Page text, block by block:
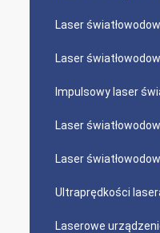
Laser
Laser
Impulsowy laser
Laser
Laser
Ultraprędkości
Laserowe